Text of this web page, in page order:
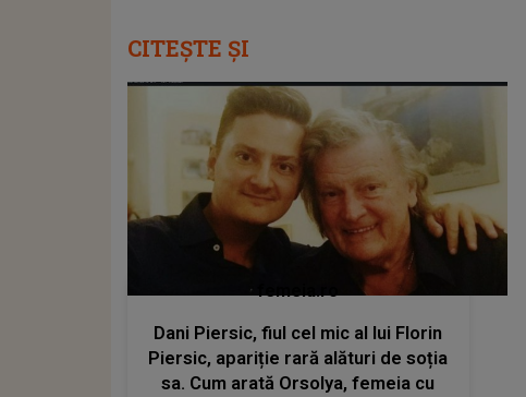
CITEȘTE ȘI
femeia.ro
Dani Piersic, fiul cel mic al lui Florin
Piersic, apariție rară alături de soția
sa. Cum arată Orsolya, femeia cu